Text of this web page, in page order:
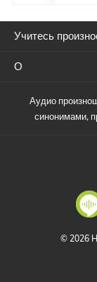
Учитесь
О
Аудио
синонимами,
© 2026